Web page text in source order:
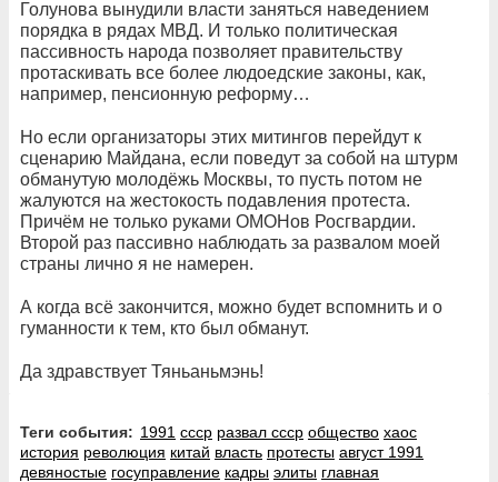
Голунова вынудили власти заняться наведением
порядка в рядах МВД. И только политическая
пассивность народа позволяет правительству
протаскивать все более людоедские законы, как,
например, пенсионную реформу…
Но если организаторы этих митингов перейдут к
сценарию Майдана, если поведут за собой на штурм
обманутую молодёжь Москвы, то пусть потом не
жалуются на жестокость подавления протеста.
Причём не только руками ОМОНов Росгвардии.
Второй раз пассивно наблюдать за развалом моей
страны лично я не намерен.
А когда всё закончится, можно будет вспомнить и о
гуманности к тем, кто был обманут.
Да здравствует Тяньаньмэнь!
Теги события: 1991 ссср развал ссср общество хаос
история революция китай власть протесты август 1991
девяностые госуправление кадры элиты главная